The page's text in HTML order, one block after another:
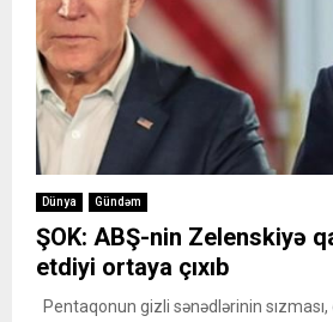
Dünya Gündəm
ŞOK: ABŞ-nin Zelenskiyə
etdiyi ortaya çıxıb
Pentaqonun gizli sənədlərinin sızması,